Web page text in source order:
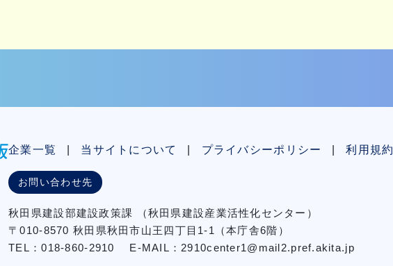
企業一覧 当サイトについて プライバシーポリシー 利用規約
お問い合わせ先
秋⽥県建設部建設政策課
（秋⽥県建設産業活性化センター）
〒010-8570 秋田県秋田市⼭王四丁⽬1-1（本庁舎6階）
TEL：018-860-2910 E-MAIL：2910center1@mail2.pref.akita.jp